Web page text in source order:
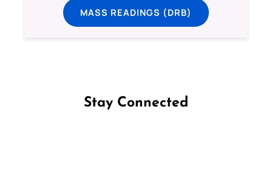
MASS READINGS (DRB)
Stay Connected